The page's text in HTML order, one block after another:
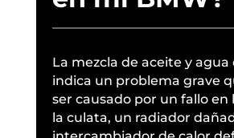
La mezcla de aceite y agua
indica un problema grave
ser causado por un fallo en
la culata, un radiador